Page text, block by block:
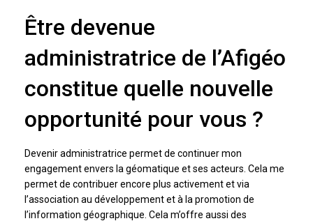
Être devenue
administratrice de l’Afigéo
constitue quelle nouvelle
opportunité pour vous ?
Devenir administratrice permet de continuer mon
engagement envers la géomatique et ses acteurs. Cela me
permet de contribuer encore plus activement et via
l’association au développement et à la promotion de
l’information géographique. Cela m’offre aussi des